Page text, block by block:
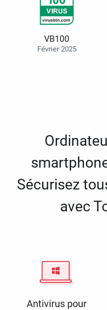
VB100
Février 2025
Sécurisez
avec
Antivirus pour